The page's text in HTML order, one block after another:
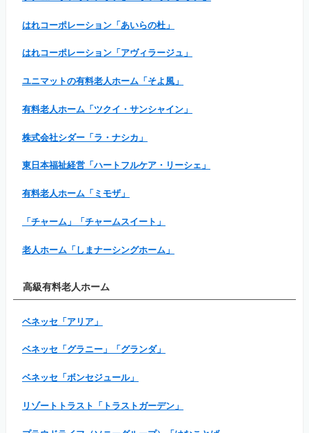
はれコーポレーション「あいらの杜」
はれコーポレーション「アヴィラージュ」
ユニマットの有料老人ホーム「そよ風」
有料老人ホーム「ツクイ・サンシャイン」
株式会社シダー「ラ・ナシカ」
東日本福祉経営「ハートフルケア・リーシェ」
有料老人ホーム「ミモザ」
「チャーム」「チャームスイート」
老人ホーム「しまナーシングホーム」
高級有料老人ホーム
ベネッセ「アリア」
ベネッセ「グラニー」「グランダ」
ベネッセ「ボンセジュール」
リゾートトラスト「トラストガーデン」